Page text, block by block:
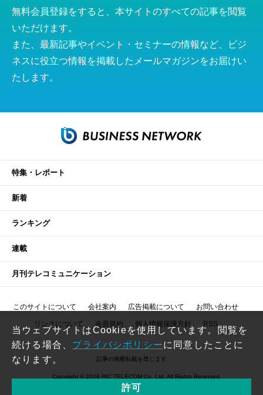
無料会員登録をすると、本サイトのすべての記事を閲覧
いただけます。
また、最新記事やイベント・セミナーの情報など、ビジ
ネスに役立つ情報を掲載したメールマガジンをお届けい
たします。
特集・レポート
新着
ランキング
連載
月刊テレコミュニケーション
このサイトについて 会社案内 広告掲載について お問い合わせ
リンクについて 会員規約 個人情報保護方針 RSS
記事の無断転載を禁じます
Copyright © 2026 RIC TELECOM Co.,Ltd. All Rights Reserved.
当ウェブサイトはCookieを使用しています。閲覧を
続ける場合、 プライバシポリシーに同意したことに
なります。
許可